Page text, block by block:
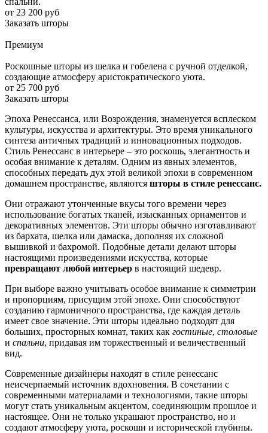
от 23 200 руб
Заказать шторы
Премиум
Роскошные шторы из шелка и гобелена с ручной отделкой,
создающие атмосферу аристократического уюта.
от 25 700 руб
Заказать шторы
Эпоха Ренессанса, или Возрождения, знаменуется всплеском
культуры, искусства и архитектуры. Это время уникального
синтеза античных традиций и инновационных подходов.
Стиль Ренессанс в интерьере – это роскошь, элегантность и
особая внимание к деталям. Одним из явных элементов,
способных передать дух этой великой эпохи в современном
домашнем пространстве, являются шторы в стиле ренессанс.
Они отражают утонченные вкусы того времени через
использование богатых тканей, изысканных орнаментов и
декоративных элементов. Эти шторы обычно изготавливают
из бархата, шелка или дамаска, дополняя их сложной
вышивкой и бахромой. Подобные детали делают шторы
настоящими произведениями искусства, которые
превращают любой интерьер в настоящий шедевр.
При выборе важно учитывать особое внимание к симметрии
и пропорциям, присущим этой эпохе. Они способствуют
созданию гармоничного пространства, где каждая деталь
имеет свое значение. Эти шторы идеально подходят для
больших, просторных комнат, таких как гостиные, столовые
и спальни, придавая им торжественный и величественный
вид.
Современные дизайнеры находят в стиле ренессанс
неисчерпаемый источник вдохновения. В сочетании с
современными материалами и технологиями, такие шторы
могут стать уникальным акцентом, соединяющим прошлое и
настоящее. Они не только украшают пространство, но и
создают атмосферу уюта, роскоши и исторической глубины.